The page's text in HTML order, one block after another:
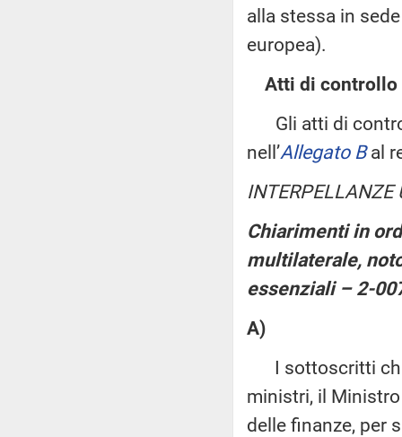
alla stessa in
europea).
Atti di
Gli atti di
nell’Allegato Bal
INTERPELLANZE
Chiarimenti in
multilaterale,
essenziali – 2-
A)
I sottoscritti
ministri, il
delle finanze, per